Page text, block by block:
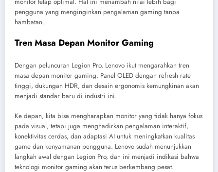
pengguna yang menginginkan pengalaman gaming tanpa
hambatan.
Tren Masa Depan Monitor Gaming
Dengan peluncuran Legion Pro, Lenovo ikut mengarahkan tren
masa depan monitor gaming. Panel OLED dengan refresh rate
tinggi, dukungan HDR, dan desain ergonomis kemungkinan akan
menjadi standar baru di industri ini.
Ke depan, kita bisa mengharapkan monitor yang tidak hanya fokus
pada visual, tetapi juga menghadirkan pengalaman interaktif,
konektivitas cerdas, dan adaptasi AI untuk meningkatkan kualitas
game dan kenyamanan pengguna. Lenovo sudah menunjukkan
langkah awal dengan Legion Pro, dan ini menjadi indikasi bahwa
teknologi monitor gaming akan terus berkembang pesat.